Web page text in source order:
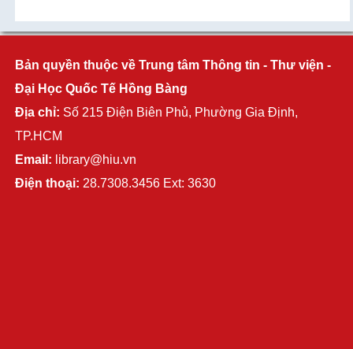
Bản quyền thuộc về Trung tâm Thông tin - Thư viện -
Đại Học Quốc Tế Hồng Bàng
Địa chỉ: Số 215 Điện Biên Phủ, Phường Gia Định,
TP.HCM
Email: library@hiu.vn
Điện thoại: 28.7308.3456 Ext: 3630